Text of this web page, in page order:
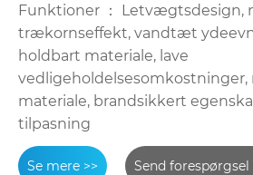
Funktioner ： Letvægtsdesign,
trækornseffekt, vandtæt
holdbart materiale, lave
materiale, brandsikkert
tilpasning
Se mere >> Send forespørgsel